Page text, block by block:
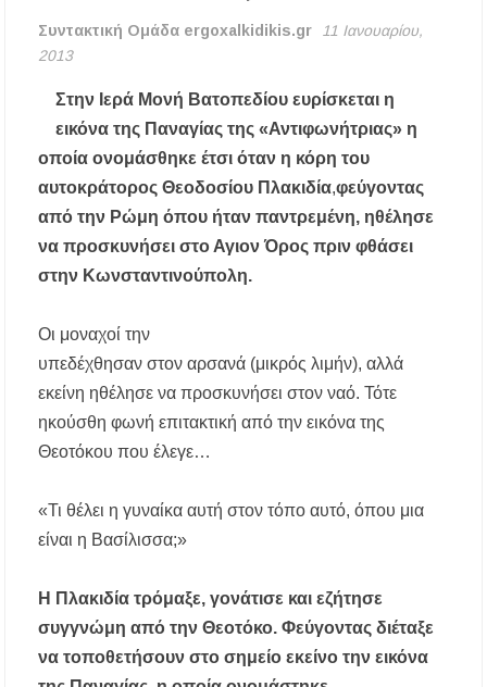
του Δημάρχου Γιώργου Εμμανουήλ
Χαλκιδική: Οριοθετήθηκε σε μισή ώρα η
Μεγάλη γιορτή του Αστέρα Αγίου Νικολάου τη
Δευτέρα 10 Αυγούστου
Χαλκιδική: Γεμάτες οι παραλίες – Από 15 ευρώ
η ελάχιστη κατανάλωση στα beach bars
Η Ουρανούπολη σε ζωντανή σύνδεση: Η
συναυλία της Φωτεινής Βελεσιώτου στο
μοτοσικλέτας σε τροχαίο στον δρόμο
ενώ έκανε βουτιά σε παραλία στο Παλιούρι
Συντακτική Ομάδα ergoxalkidikis.gr
11 Ιανουαρίου,
2013
Στην Ιερά Μονή Βατοπεδίου ευρίσκεται η
εικόνα της Παναγίας της «Αντιφωνήτριας» η
οποία ονομάσθηκε έτσι όταν η κόρη του
αυτοκράτορος Θεοδοσίου Πλακιδία,φεύγοντας
από την Ρώμη όπου ήταν παντρεμένη, ηθέλησε
να προσκυνήσει στο Αγιον Όρος πριν φθάσει
στην Κωνσταντινούπολη.
Οι μοναχοί την
υπεδέχθησαν στον αρσανά (μικρός λιμήν), αλλά
εκείνη ηθέλησε να προσκυνήσει στον ναό. Τότε
ηκούσθη φωνή επιτακτική από την εικόνα της
Θεοτόκου που έλεγε…
«Τι θέλει η γυναίκα αυτή στον τόπο αυτό, όπου μια
είναι η Βασίλισσα;»
Η Πλακιδία τρόμαξε, γονάτισε και εζήτησε
συγγνώμη από την Θεοτόκο. Φεύγοντας διέταξε
να τοποθετήσουν στο σημείο εκείνο την εικόνα